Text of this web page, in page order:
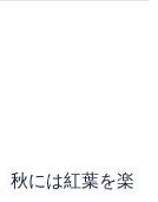
秋には紅葉を楽